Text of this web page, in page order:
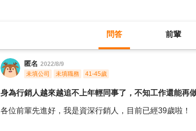
問答 前輩
匿名 2022/8/9
未填公司
未填職務 41-45歲
身為行銷人越來越追不上年輕同事了，不知工作還能再
各位前輩先進好，我是資深行銷人，目前已經39歲啦！